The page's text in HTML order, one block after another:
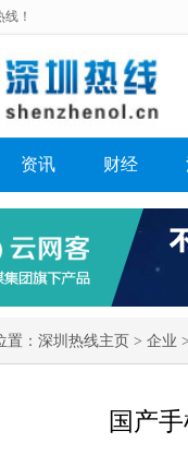
！
资讯 财经
置： 深圳热线主页 > 企业
国产